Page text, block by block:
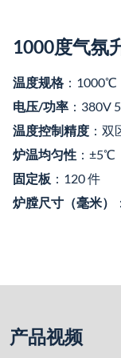
产品视频
温度
1000℃
炉膛尺寸
长×宽
炉温均匀性 ±5度